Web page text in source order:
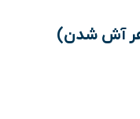
آش شدن)